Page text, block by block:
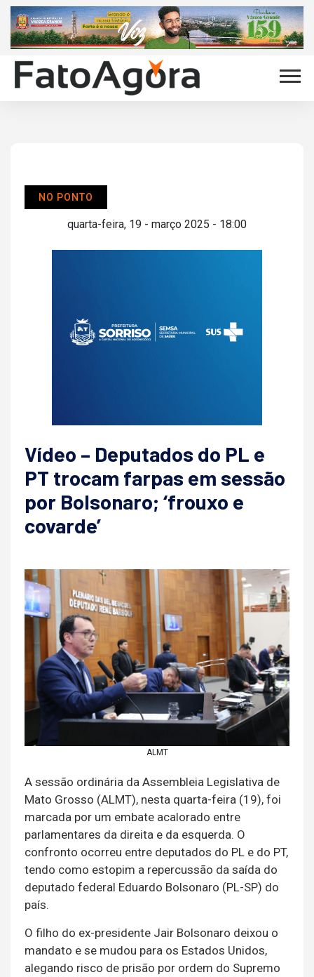
NO PONTO
quarta-feira, 19 - março 2025 - 18:00
Vídeo – Deputados do PL e
PT trocam farpas em sessão
por Bolsonaro; ‘frouxo e
covarde’
ALMT
A sessão ordinária da Assembleia Legislativa de
Mato Grosso (ALMT), nesta quarta-feira (19), foi
marcada por um embate acalorado entre
parlamentares da direita e da esquerda. O
confronto ocorreu entre deputados do PL e do PT,
tendo como estopim a repercussão da saída do
deputado federal Eduardo Bolsonaro (PL-SP) do
país.
O filho do ex-presidente Jair Bolsonaro deixou o
mandato e se mudou para os Estados Unidos,
alegando risco de prisão por ordem do Supremo